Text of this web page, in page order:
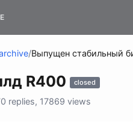
/Выпущен стабильный
R400 closed
replies, 17869 views